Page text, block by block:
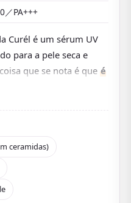
／PA+++
Curél é um sérum UV
para a pele seca e
que se nota é que é
parece-se com um
é agradável de usar
pouco
ser um sérum, espalha-
mantém a proteção
que é um charme.
ceramidas)